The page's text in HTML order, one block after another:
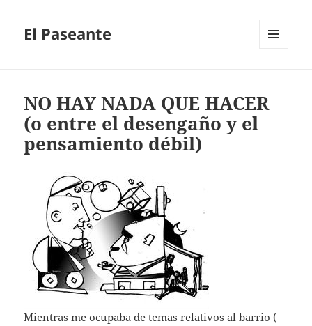
El Paseante
NO HAY NADA QUE HACER
(o entre el desengaño y el
pensamiento débil)
Mientras me ocupaba de temas relativos al barrio (